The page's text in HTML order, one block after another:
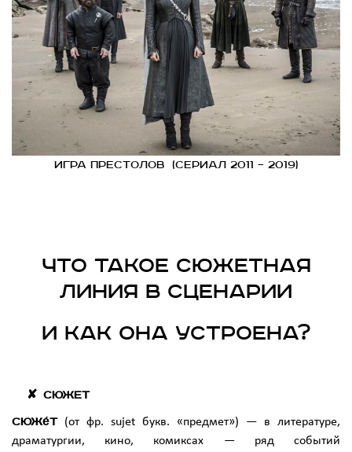
Игра престолов (сериал 2011 – 2019)
Что такое сюжетная
линия в сценарии
и как она устроена?
Сюжет
Сюже́т(от фр. sujet букв. «предмет») — в литературе,
драматургии, кино, комиксах — ряд событий